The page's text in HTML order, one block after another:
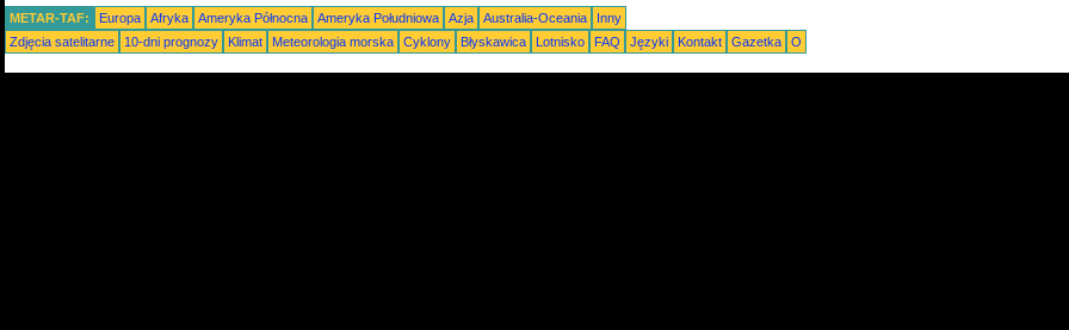
METAR-TAF: Europa Afryka Ameryka Północna Ameryka Południowa Azja Australia-Oceania
Inny
Zdjęcia satelitarne
10-dni prognozy Klimat Meteorologia morska Cyklony Błyskawica Lotnisko FAQ Języki Kontakt Gazetka O